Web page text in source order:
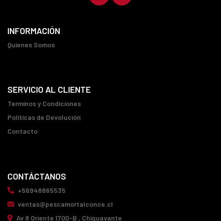
INFORMACIÓN
Quienes Somos
SERVICIO AL CLIENTE
Terminos y Condiciones
Políticas de Devolución
Contacto
CONTÁCTANOS
+56948865535
ventas@pescamortalconce.cl
Av 8 Oriente 1700-B , Chiguayante